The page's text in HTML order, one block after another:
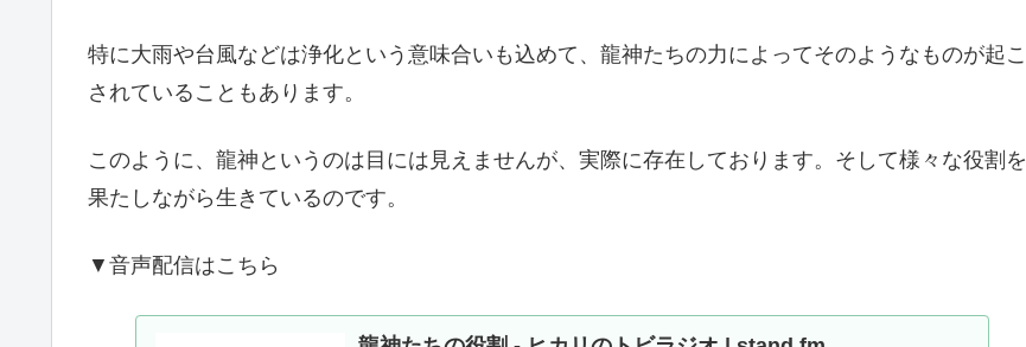
特に大雨や台風などは浄化という意味合いも込めて、龍神たちの力によってそのようなものが起こ
されていることもあります。
このように、龍神というのは目には見えませんが、実際に存在しております。そして様々な役割を
果たしながら生きているのです。
▼音声配信はこちら